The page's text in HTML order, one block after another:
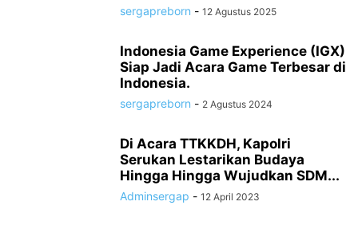
sergapreborn - 12 Agustus 2025
Indonesia Game Experience (IGX)
Siap Jadi Acara Game Terbesar di
Indonesia.
sergapreborn - 2 Agustus 2024
Di Acara TTKKDH, Kapolri
Serukan Lestarikan Budaya
Hingga Hingga Wujudkan SDM...
Adminsergap - 12 April 2023